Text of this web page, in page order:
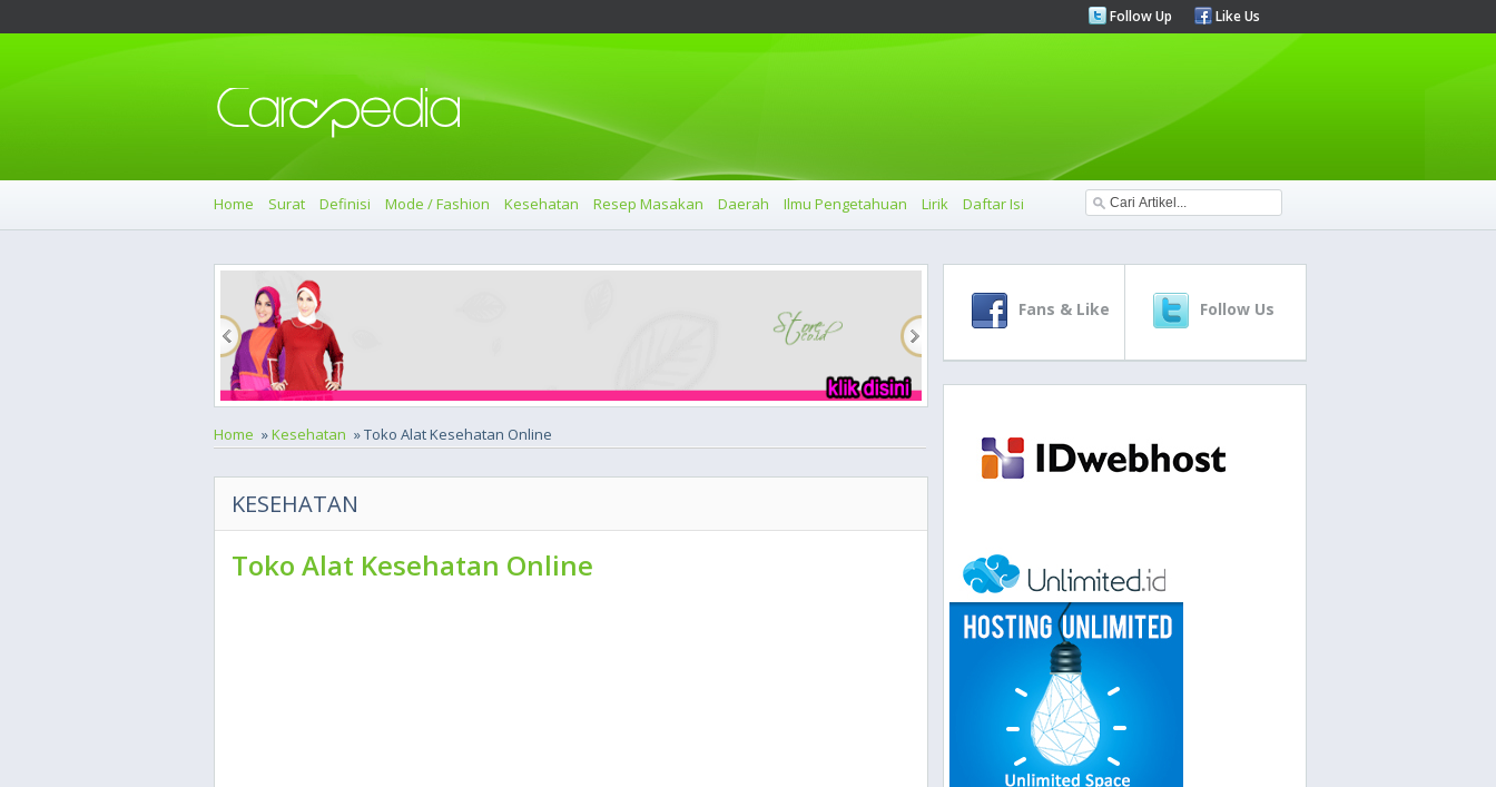
Follow Up Like Us
Home Surat Definisi Mode / Fashion Kesehatan Resep Masakan Daerah Ilmu Pengetahuan Lirik Daftar Isi
Home »Kesehatan » Toko Alat Kesehatan Online
KESEHATAN
Toko Alat Kesehatan Online
Fans & Like Follow Us